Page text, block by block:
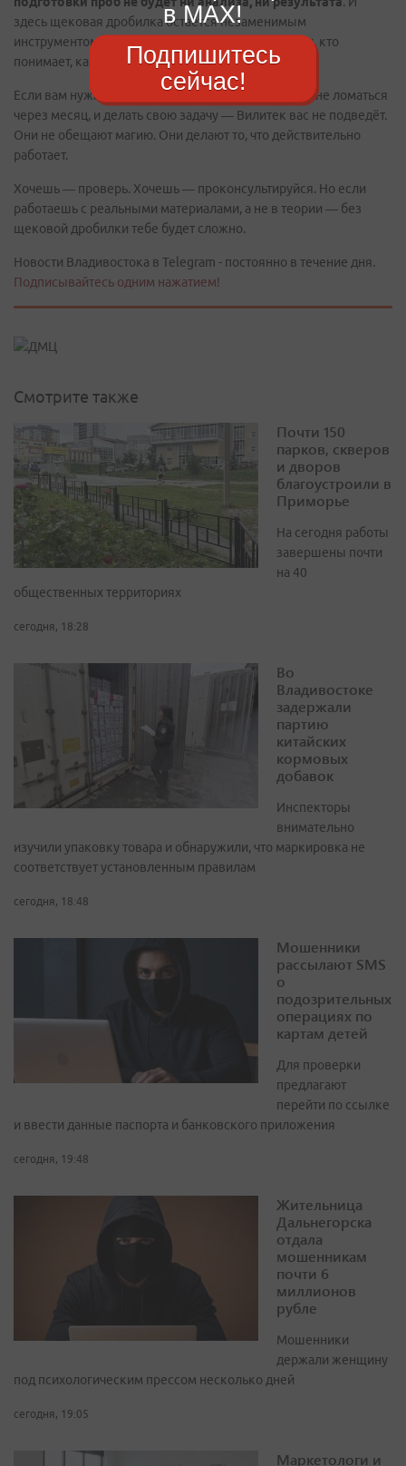
здесь щековая дробилка остаётся незаменимым
инструментом. Особенно если это дробилка от тех, кто
понимает, как устроена настоящая лаборатория.
Если вам нужно решение, которое будет работать, не ломаться
через месяц, и делать свою задачу — Вилитек вас не подведёт.
Они не обещают магию. Они делают то, что действительно
работает.
Хочешь — проверь. Хочешь — проконсультируйся. Но если
работаешь с реальными материалами, а не в теории — без
щековой дробилки тебе будет сложно.
Новости Владивостока в Telegram - постоянно в течение дня.
Подписывайтесь одним нажатием!
Смотрите также
Почти 150
парков, скверов
и дворов
благоустроили в
Приморье
На сегодня работы
завершены почти
на 40
общественных территориях
сегодня, 18:28
Во
Владивостоке
задержали
партию
китайских
кормовых
добавок
Инспекторы
внимательно
изучили упаковку товара и обнаружили, что маркировка не
соответствует установленным правилам
сегодня, 18:48
Мошенники
рассылают SMS
о
подозрительных
операциях по
картам детей
Для проверки
предлагают
перейти по ссылке
и ввести данные паспорта и банковского приложения
сегодня, 19:48
Жительница
Дальнегорска
отдала
мошенникам
почти 6
миллионов
рубле
Мошенники
держали женщину
под психологическим прессом несколько дней
сегодня, 19:05
Маркетологи и
в MAX!
Подпишитесь
сейчас!